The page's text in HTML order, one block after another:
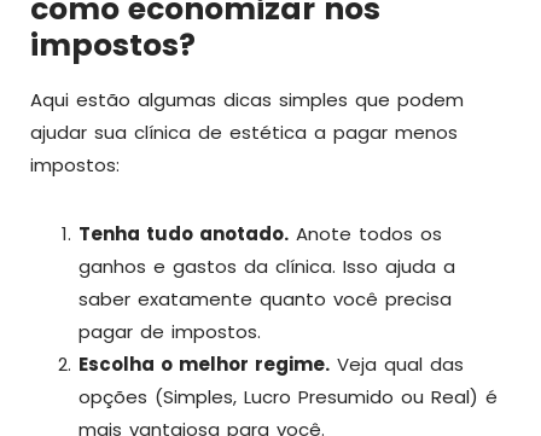
como economizar nos
impostos?
Aqui estão algumas dicas simples que podem
ajudar sua clínica de estética a pagar menos
impostos:
Tenha tudo anotado. Anote todos os
ganhos e gastos da clínica. Isso ajuda a
saber exatamente quanto você precisa
pagar de impostos.
Escolha o melhor regime. Veja qual das
opções (Simples, Lucro Presumido ou Real) é
mais vantajosa para você.